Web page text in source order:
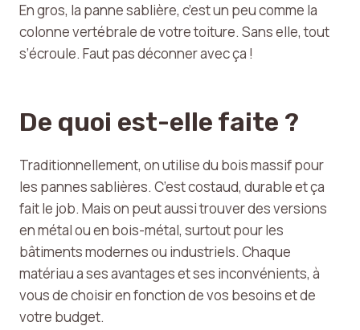
En gros, la panne sablière, c’est un peu comme la
colonne vertébrale de votre toiture. Sans elle, tout
s’écroule. Faut pas déconner avec ça !
De quoi est-elle faite ?
Traditionnellement, on utilise du bois massif pour
les pannes sablières. C’est costaud, durable et ça
fait le job. Mais on peut aussi trouver des versions
en métal ou en bois-métal, surtout pour les
bâtiments modernes ou industriels. Chaque
matériau a ses avantages et ses inconvénients, à
vous de choisir en fonction de vos besoins et de
votre budget.